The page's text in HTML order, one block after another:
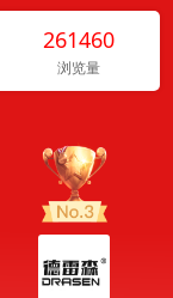
261460
浏览量